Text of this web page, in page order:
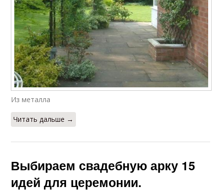
Из металла
Читать дальше →
Выбираем свадебную арку 15
идей для церемонии.